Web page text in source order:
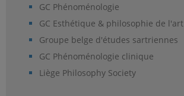
GC Phénoménologie
GC Esthétique & philosophie de l'art
Groupe belge d'études sartriennes
GC Phénoménologie clinique
Liège Philosophy Society